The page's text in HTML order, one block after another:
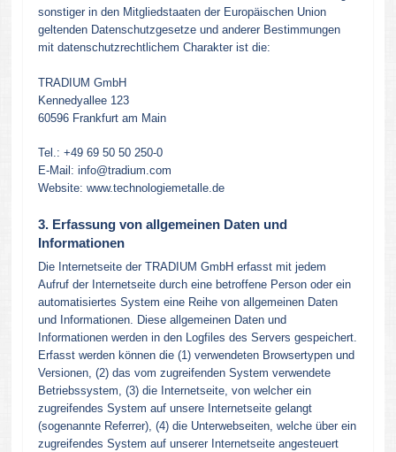
sonstiger in den Mitgliedstaaten der Europäischen Union
geltenden Datenschutzgesetze und anderer Bestimmungen
mit datenschutzrechtlichem Charakter ist die:
TRADIUM GmbH
Kennedyallee 123
60596 Frankfurt am Main
Tel.: +49 69 50 50 250-0
E-Mail: info@tradium.com
Website: www.technologiemetalle.de
3. Erfassung von allgemeinen Daten und
Informationen
Die Internetseite der TRADIUM GmbH erfasst mit jedem
Aufruf der Internetseite durch eine betroffene Person oder ein
automatisiertes System eine Reihe von allgemeinen Daten
und Informationen. Diese allgemeinen Daten und
Informationen werden in den Logfiles des Servers gespeichert.
Erfasst werden können die (1) verwendeten Browsertypen und
Versionen, (2) das vom zugreifenden System verwendete
Betriebssystem, (3) die Internetseite, von welcher ein
zugreifendes System auf unsere Internetseite gelangt
(sogenannte Referrer), (4) die Unterwebseiten, welche über ein
zugreifendes System auf unserer Internetseite angesteuert